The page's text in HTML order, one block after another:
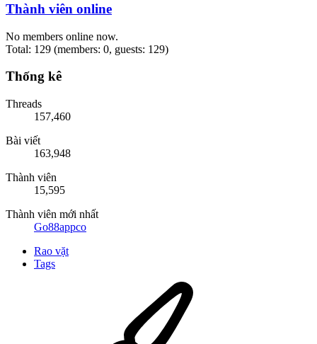
Thành viên online
No members online now.
Total: 129 (members: 0, guests: 129)
Thống kê
Threads
157,460
Bài viết
163,948
Thành viên
15,595
Thành viên mới nhất
Go88appco
Rao vặt
Tags